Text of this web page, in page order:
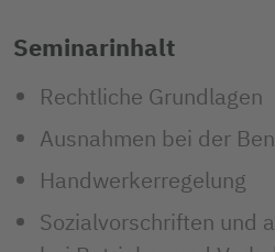
Seminarinhalt
Rechtliche Grundlagen
Ausnahmen bei der
Handwerkerregelung
Sozialvorschriften und